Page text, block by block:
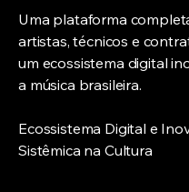
Uma plataforma
artistas, técnicos e
um ecossistema digital
a música brasileira.
Ecossistema Digital e
Sistêmica na Cultura